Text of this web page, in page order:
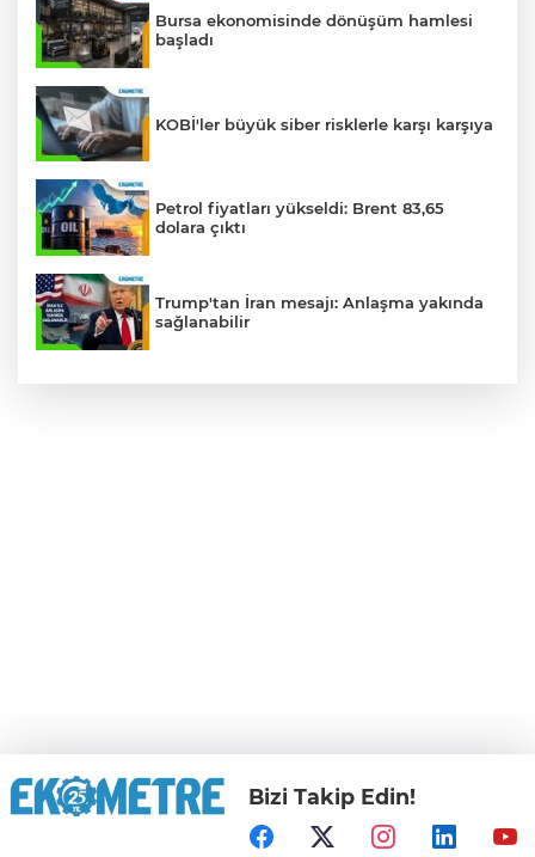
Bursa ekonomisinde dönüşüm hamlesi
başladı
KOBİ'ler büyük siber risklerle karşı karşıya
Petrol fiyatları yükseldi: Brent 83,65
dolara çıktı
Trump'tan İran mesajı: Anlaşma yakında
sağlanabilir
Bizi Takip Edin!